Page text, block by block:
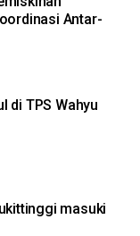
Antar-
di TPS Wahyu
masuki